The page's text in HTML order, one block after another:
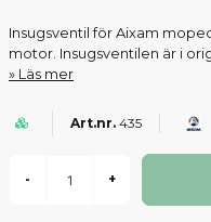
Insugsventil för Aixam
motor. Insugsventilen är i
Läs mer
435
- +